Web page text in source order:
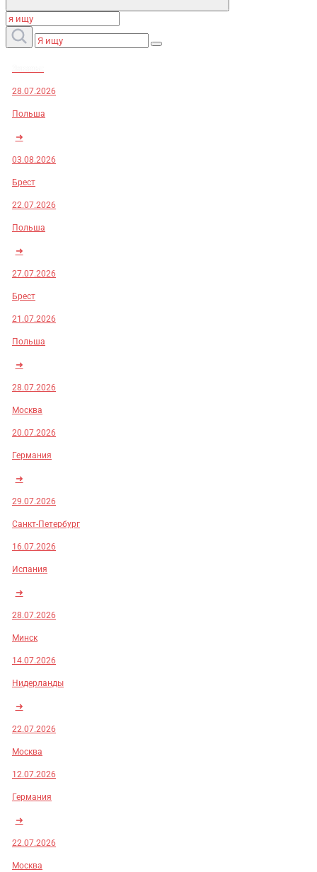
28.07.2026
Польша
➜
03.08.2026
Брест
22.07.2026
Польша
➜
27.07.2026
Брест
21.07.2026
Польша
➜
28.07.2026
Москва
20.07.2026
Германия
➜
29.07.2026
Санкт-Петербург
16.07.2026
Испания
➜
28.07.2026
Минск
14.07.2026
Нидерланды
➜
22.07.2026
Москва
12.07.2026
Германия
➜
22.07.2026
Москва